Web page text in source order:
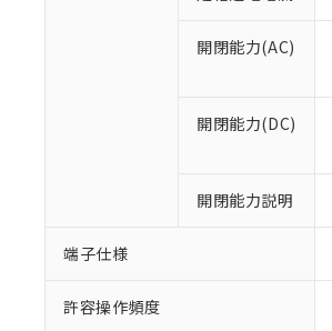
開閉能力(AC)
開閉能力(DC)
開閉能力説明
端子仕様
許容操作頻度